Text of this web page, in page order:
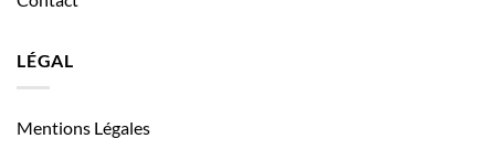
LÉGAL
Mentions Légales